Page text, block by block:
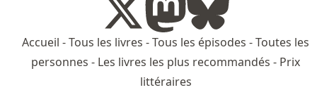
Accueil -Tous les livres -Tous les épisodes -Toutes les
personnes - Les livres les plus recommandés - Prix
littéraires